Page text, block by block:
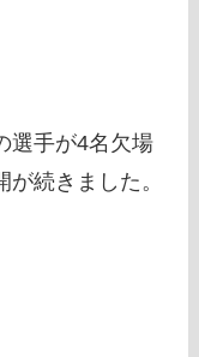
選手が4名欠場
続きました。